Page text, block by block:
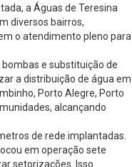
a Águas de Teresina
diversos bairros,
o atendimento pleno para
e substituição de
a distribuição de água em
Porto Alegre, Porto
alcançando
de rede implantadas.
em operação sete
setorizações. Isso